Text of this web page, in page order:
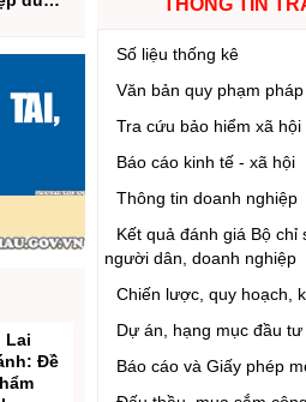
hàng Việt Nam
triển
cho
do lũ
Lai
Đề
Ngày ban hành: (04/08/2026)
Số:1679/QĐ-UBND
Tên:(Quyết định Đấu giá
Lai Châu)
Ngày ban hành: (04/08/2026)
(03/08/2026)
Số:
4046/UBND-VX
chế độ phụ cấp ưu đãi
nhà giáo, CBQL cơ sở
THÔNG TIN
Số liệu thống kê
Văn bản quy phạm
Tra cứu bảo hiểm xã hội
Báo cáo kinh tế - xã hội
Thông tin doanh nghiệp
Kết quả đánh giá Bộ chỉ
người dân, doanh nghiệp
Chiến lược, quy hoạch,
Dự án, hạng mục đầu tư
Báo cáo và Giấy phép